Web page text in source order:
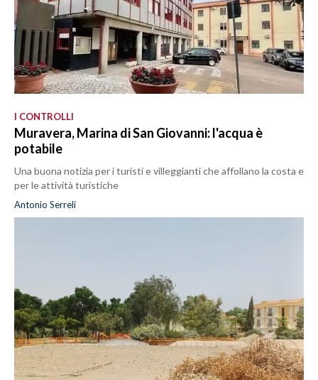
I CONTROLLI
Muravera, Marina di San Giovanni: l'acqua è
potabile
Una buona notizia per i turisti e villeggianti che affollano la costa e
per le attività turistiche
Antonio Serreli